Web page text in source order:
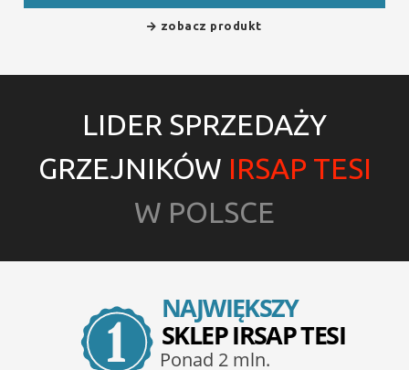
zobacz produkt
LIDER SPRZEDAŻY
GRZEJNIKÓW IRSAP TESI
W POLSCE